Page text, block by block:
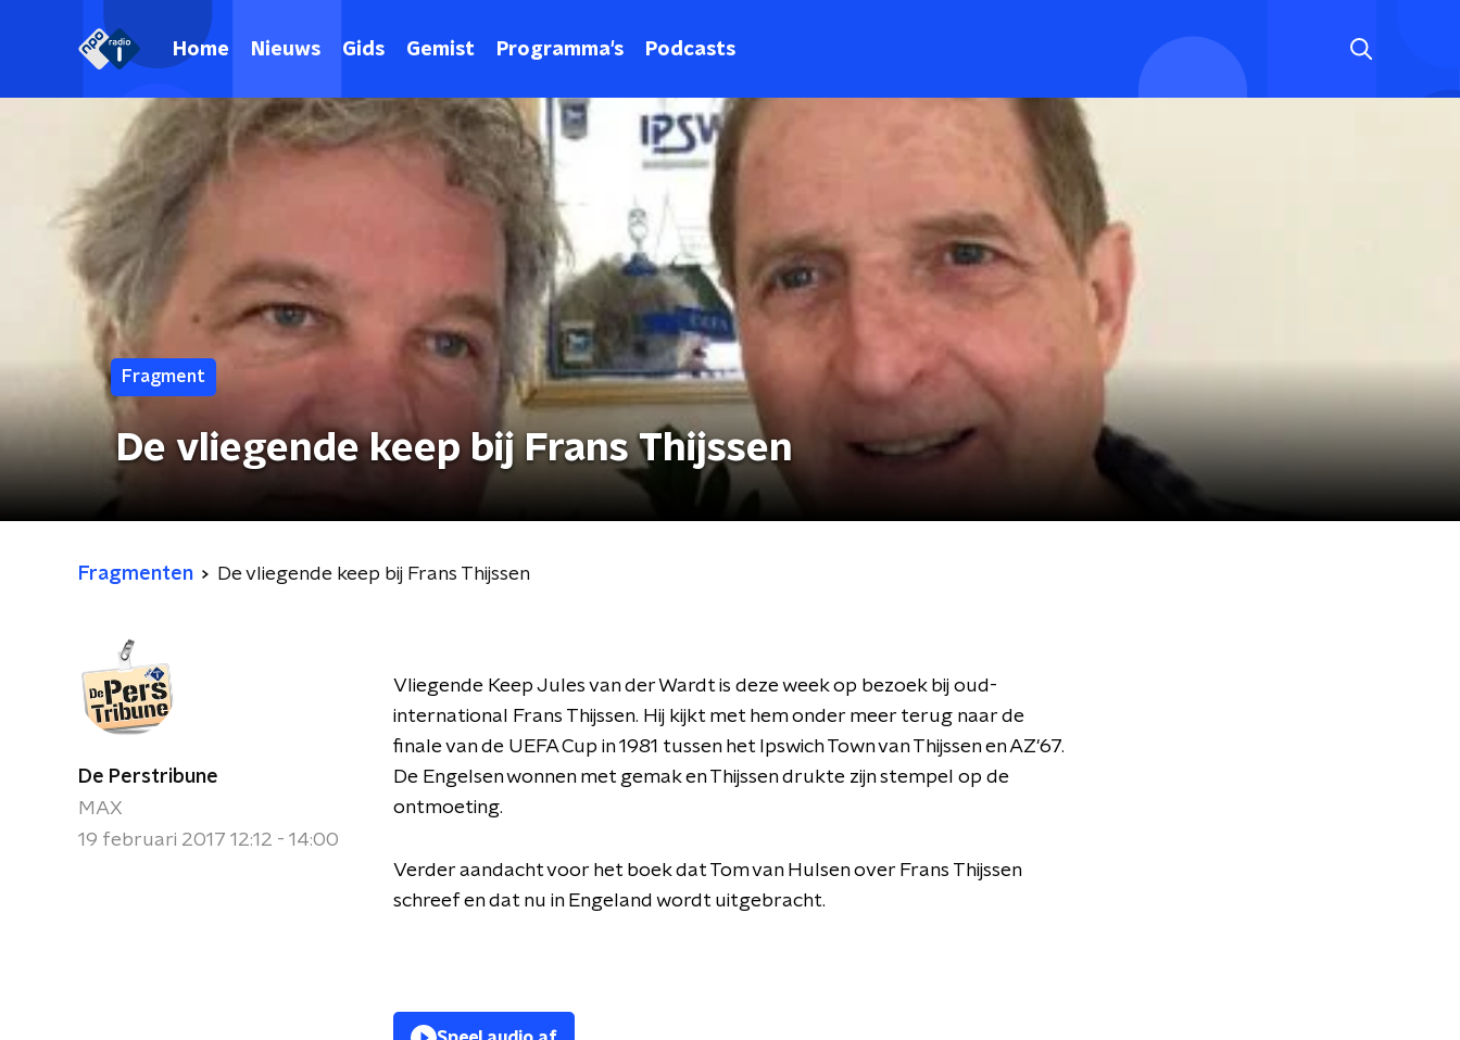
Home Nieuws Gids Gemist Programma's Podcasts
Fragment
De vliegende keep bij Frans Thijssen
Fragmenten De vliegende keep bij Frans Thijssen
De Perstribune
MAX
19 februari 2017 12:12 - 14:00
Vliegende Keep Jules van der Wardt is deze week op bezoek bij oud-
international Frans Thijssen. Hij kijkt met hem onder meer terug naar de
finale van de UEFA Cup in 1981 tussen het Ipswich Town van Thijssen en AZ'67.
De Engelsen wonnen met gemak en Thijssen drukte zijn stempel op de
ontmoeting.
Verder aandacht voor het boek dat Tom van Hulsen over Frans Thijssen
schreef en dat nu in Engeland wordt uitgebracht.